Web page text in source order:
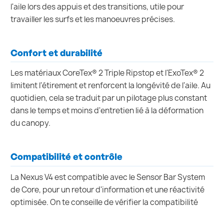
l'aile lors des appuis et des transitions, utile pour
travailler les surfs et les manoeuvres précises.
Confort et durabilité
Les matériaux CoreTex® 2 Triple Ripstop et l'ExoTex® 2
limitent l'étirement et renforcent la longévité de l'aile. Au
quotidien, cela se traduit par un pilotage plus constant
dans le temps et moins d'entretien lié à la déformation
du canopy.
Compatibilité et contrôle
La Nexus V4 est compatible avec le Sensor Bar System
de Core, pour un retour d'information et une réactivité
optimisée. On te conseille de vérifier la compatibilité